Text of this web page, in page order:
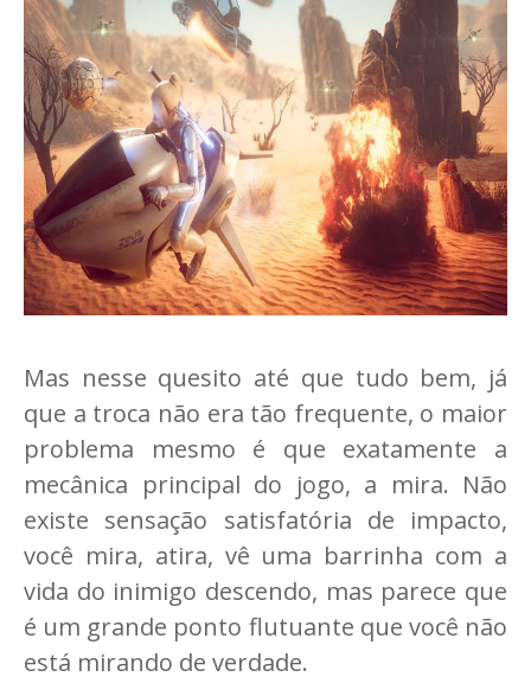
Mas nesse quesito até que tudo bem, já
que a troca não era tão frequente, o maior
problema mesmo é que exatamente a
mecânica principal do jogo, a mira. Não
existe sensação satisfatória de impacto,
você mira, atira, vê uma barrinha com a
vida do inimigo descendo, mas parece que
é um grande ponto flutuante que você não
está mirando de verdade.